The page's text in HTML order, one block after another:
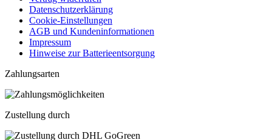
Datenschutzerklärung
Cookie-Einstellungen
AGB und Kundeninformationen
Impressum
Hinweise zur Batterieentsorgung
Zahlungsarten
Zustellung durch